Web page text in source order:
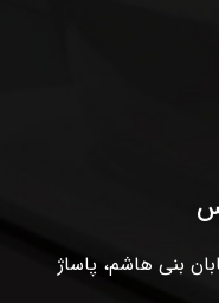
بنی هاشم، پاساژ